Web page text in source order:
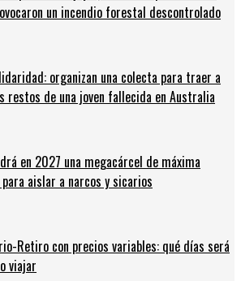
un incendio forestal descontrolado
organizan una colecta para traer a
restos de una joven fallecida en Australia
en 2027 una megacárcel de máxima
aislar a narcos y sicarios
Retiro con precios variables: qué días será
viajar